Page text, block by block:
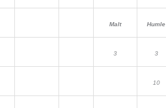
Malt Humle
3 3
10